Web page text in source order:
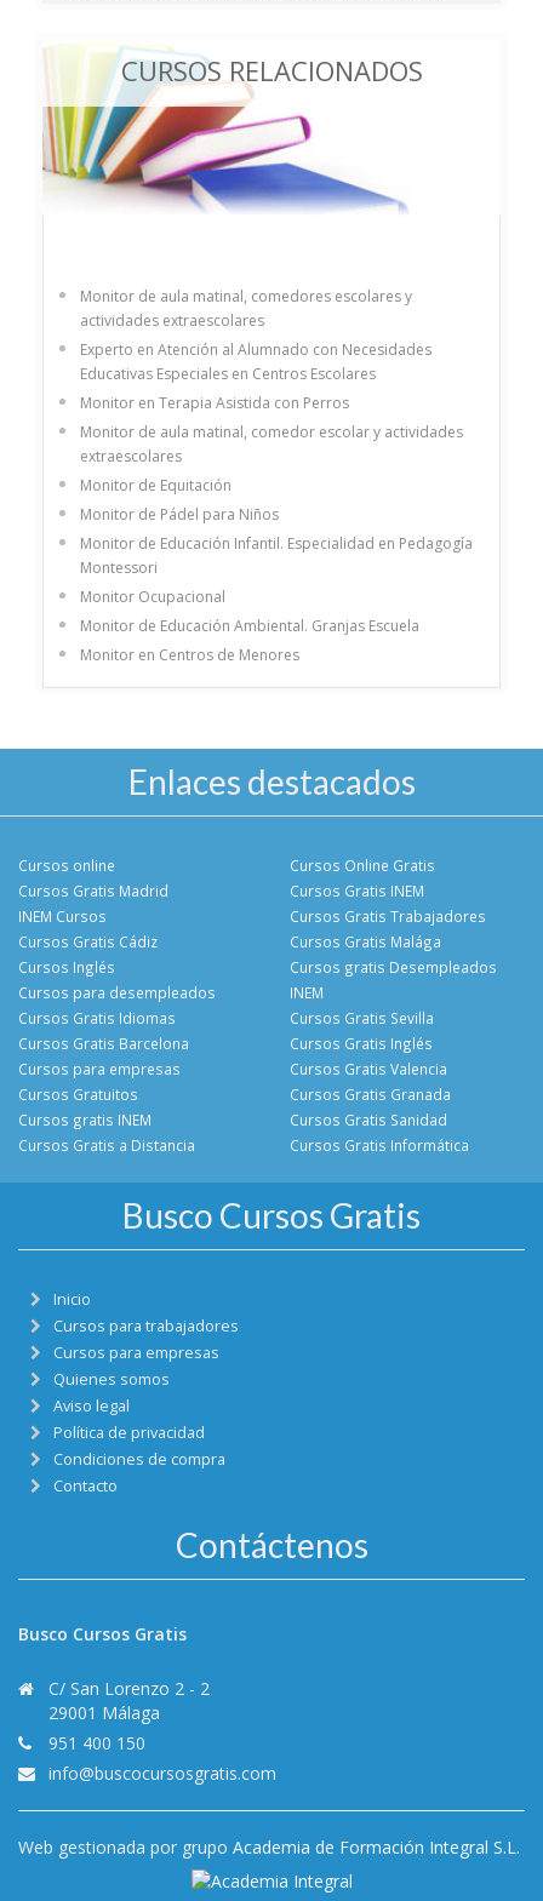
CURSOS RELACIONADOS
Monitor de aula matinal, comedores escolares y
actividades extraescolares
Experto en Atención al Alumnado con Necesidades
Educativas Especiales en Centros Escolares
Monitor en Terapia Asistida con Perros
Monitor de aula matinal, comedor escolar y actividades
extraescolares
Monitor de Equitación
Monitor de Pádel para Niños
Monitor de Educación Infantil. Especialidad en Pedagogía
Montessori
Monitor Ocupacional
Monitor de Educación Ambiental. Granjas Escuela
Monitor en Centros de Menores
Enlaces destacados
Cursos online
Cursos Gratis Madrid
INEM Cursos
Cursos Gratis Cádiz
Cursos Online Gratis
Cursos Gratis INEM
Cursos Gratis Trabajadores
Cursos Gratis Malága
Cursos Inglés
Cursos para desempleados
Cursos Gratis Idiomas
Cursos Gratis Barcelona
Cursos gratis Desempleados
INEM
Cursos Gratis Sevilla
Cursos Gratis Inglés
Cursos para empresas
Cursos Gratuitos
Cursos gratis INEM
Cursos Gratis a Distancia
Cursos Gratis Valencia
Cursos Gratis Granada
Cursos Gratis Sanidad
Cursos Gratis Informática
Busco Cursos Gratis
Inicio
Cursos para trabajadores
Cursos para empresas
Quienes somos
Aviso legal
Política de privacidad
Condiciones de compra
Contacto
Contáctenos
Busco Cursos Gratis
C/ San Lorenzo 2 - 2
29001 Málaga
951 400 150
info@buscocursosgratis.com
Web gestionada por grupo Academia de Formación Integral S.L.